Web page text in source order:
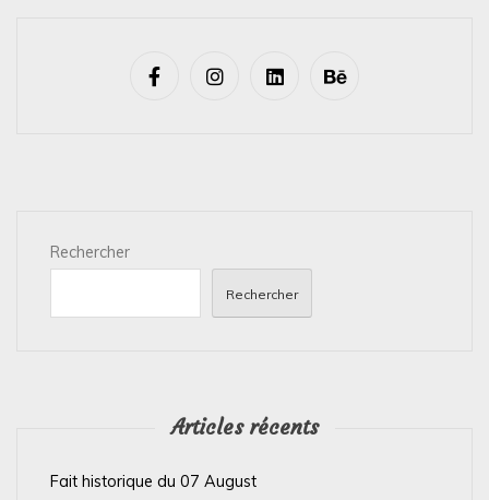
Rechercher
Rechercher
Articles récents
Fait historique du 07 August